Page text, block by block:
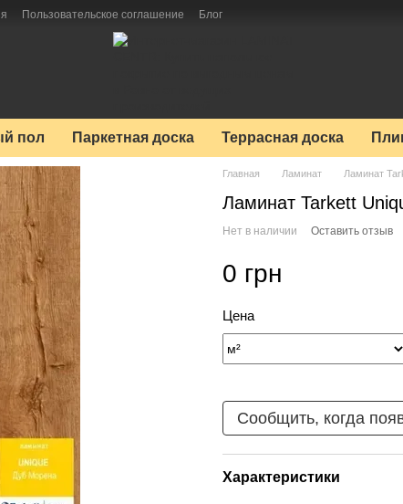
Пользовательское соглашение Блог
пол Паркетная доска Террасная доска
Главная Ламинат Ламинат
Ламинат Tarkett
Нет в наличии Оставить отзыв
0 грн
Цена
Сообщить, когда
Характеристики